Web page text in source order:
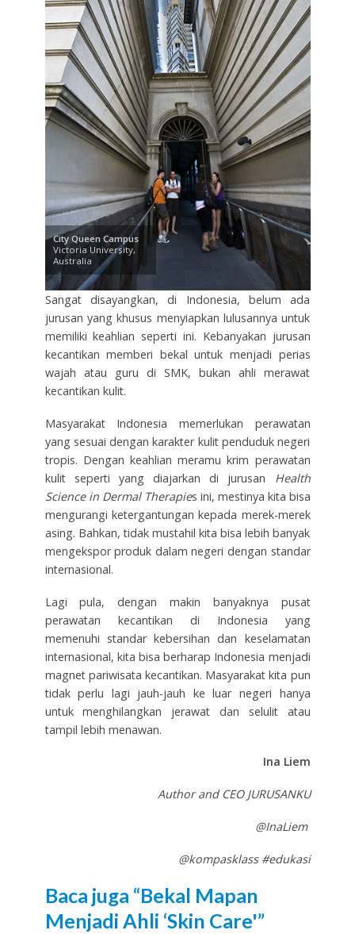
City Queen Campus
Victoria University,
Australia
Sangat disayangkan, di Indonesia, belum ada
jurusan yang khusus menyiapkan lulusannya untuk
memiliki keahlian seperti ini. Kebanyakan jurusan
kecantikan memberi bekal untuk menjadi perias
wajah atau guru di SMK, bukan ahli merawat
kecantikan kulit.
Masyarakat Indonesia memerlukan perawatan
yang sesuai dengan karakter kulit penduduk negeri
tropis. Dengan keahlian meramu krim perawatan
kulit seperti yang diajarkan di jurusan Health
Science in Dermal Therapies ini, mestinya kita bisa
mengurangi ketergantungan kepada merek-merek
asing. Bahkan, tidak mustahil kita bisa lebih banyak
mengekspor produk dalam negeri dengan standar
internasional.
Lagi pula, dengan makin banyaknya pusat
perawatan kecantikan di Indonesia yang
memenuhi standar kebersihan dan keselamatan
internasional, kita bisa berharap Indonesia menjadi
magnet pariwisata kecantikan. Masyarakat kita pun
tidak perlu lagi jauh-jauh ke luar negeri hanya
untuk menghilangkan jerawat dan selulit atau
tampil lebih menawan.
Ina Liem
Author and CEO JURUSANKU
@InaLiem
@kompasklass #edukasi
Baca juga “Bekal Mapan
Menjadi Ahli ‘Skin Care'”